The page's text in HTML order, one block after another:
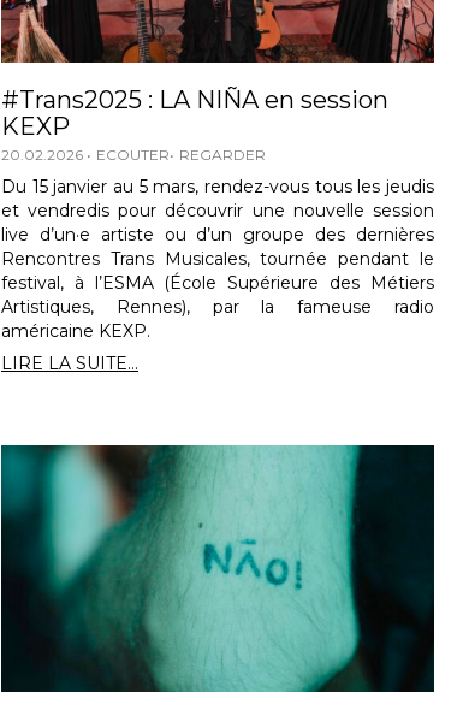
#Trans2025 : LA NIÑA en session
KEXP
20.02.2026 ECOUTER REGARDER
Du 15 janvier au 5 mars, rendez-vous tous les jeudis
et vendredis pour découvrir une nouvelle session
live d’un·e artiste ou d’un groupe des dernières
Rencontres Trans Musicales, tournée pendant le
festival, à l’ESMA (École Supérieure des Métiers
Artistiques, Rennes), par la fameuse radio
américaine KEXP.
LIRE LA SUITE...